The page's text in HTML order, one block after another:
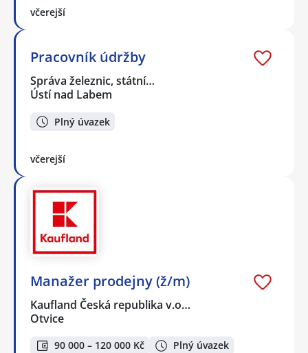
včerejší
Pracovník údržby
Správa železnic, státní…
Ústí nad Labem
Plný úvazek
včerejší
Manažer prodejny (ž/m)
Kaufland Česká republika v.o…
Otvice
90 000 – 120 000 Kč Plný úvazek